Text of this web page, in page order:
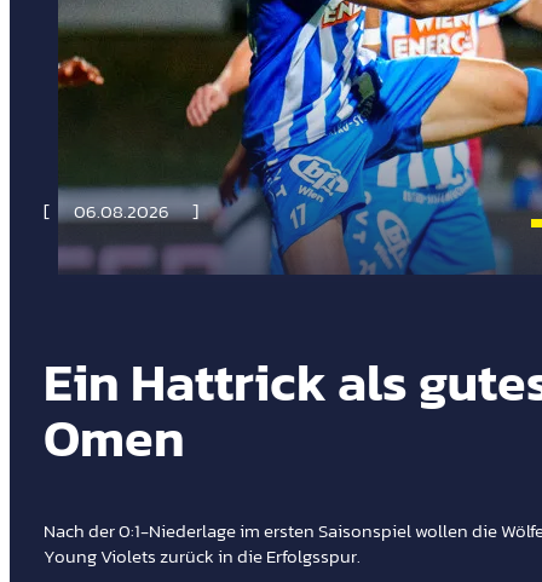
06.08.2026
Ein Hattrick als
Omen
Nach der 0:1-Niederlage im ersten Saisonspiel wollen die
Young Violets zurück in die Erfolgsspur.